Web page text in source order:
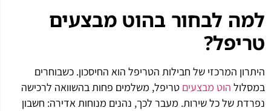
למה לבחור בהוט מבצעים
טריפל?
היתרון המרכזי של חבילות הטריפל הוא החיסכון. כשבוחרים
במסלול הוט מבצעים טריפל, משלמים פחות בהשוואה לרכישה
נפרדת של כל שירות. מעבר לכך, נהנים מנוחות אדירה: חשבון